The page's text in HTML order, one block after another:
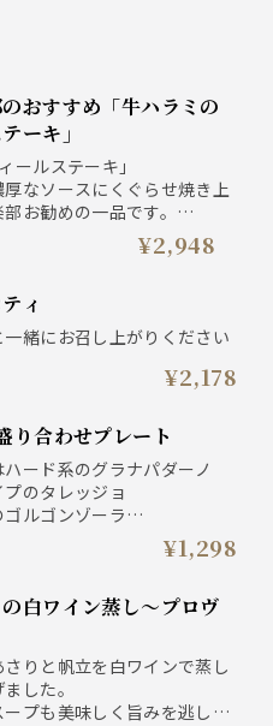
テーキ」
ールステーキ」
なソースにくぐらせ焼き上
お勧めの一品です。
ーキはフランスビストロの定
もしっかり！赤身を味わう
¥2,948
ィ
緒にお召し上がりください
¥2,178
り合わせプレート
ード系のグラナパダーノ
のタレッジョ
ルゴンゾーラ
チーズの種類も変わっていき
¥1,298
りと帆立を白ワインで蒸し
した。
プも美味しく旨みを逃しま